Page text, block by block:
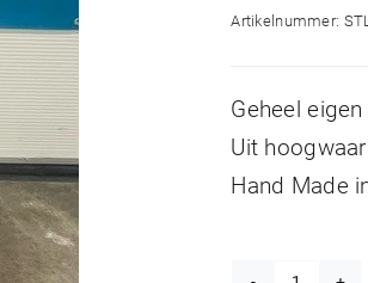
Artikelnummer:
Geheel
Uit
Hand Made